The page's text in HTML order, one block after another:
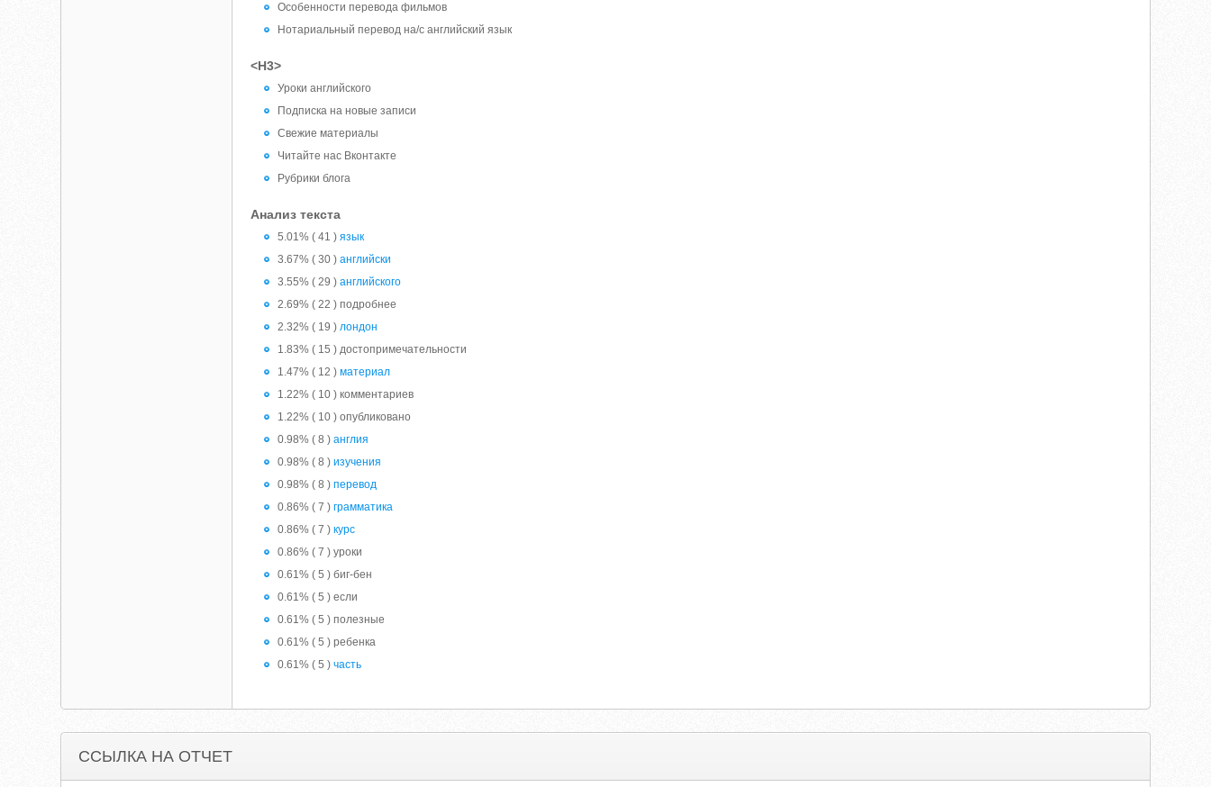
Особенности перевода фильмов
Нотариальный перевод на/с английский язык
<H3>
Уроки английского
Подписка на новые записи
Свежие материалы
Читайте нас Вконтакте
Рубрики блога
Анализ текста
5.01% ( 41 )язык
3.67% ( 30 )английски
3.55% ( 29 )английского
2.69% ( 22 ) подробнее
2.32% ( 19 )лондон
1.83% ( 15 ) достопримечательности
1.47% ( 12 )материал
1.22% ( 10 ) комментариев
1.22% ( 10 ) опубликовано
0.98% ( 8 )англия
0.98% ( 8 )изучения
0.98% ( 8 )перевод
0.86% ( 7 )грамматика
0.86% ( 7 )курс
0.86% ( 7 ) уроки
0.61% ( 5 ) биг-бен
0.61% ( 5 ) если
0.61% ( 5 ) полезные
0.61% ( 5 ) ребенка
0.61% ( 5 )часть
ССЫЛКА НА ОТЧЕТ